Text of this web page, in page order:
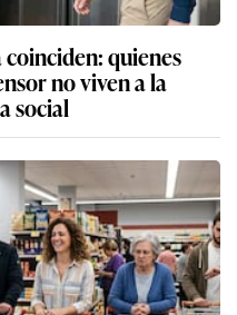
quienes
no viven a la
social